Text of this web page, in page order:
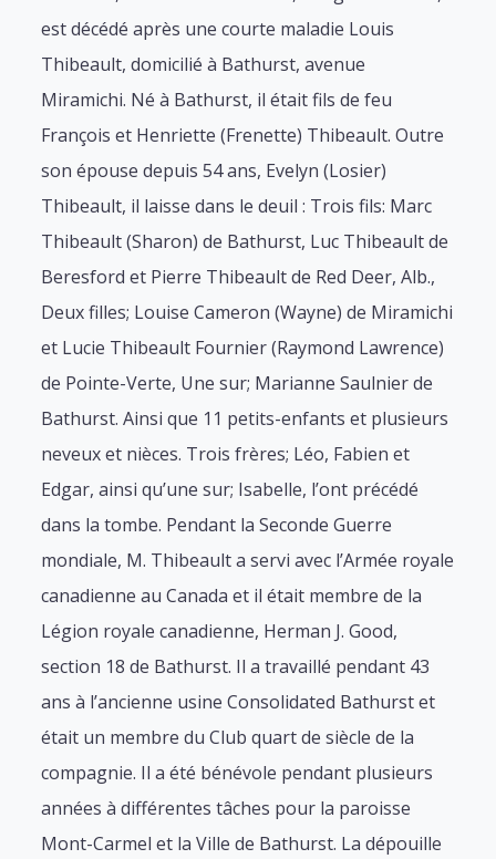
est décédé après une courte maladie Louis
Thibeault, domicilié à Bathurst, avenue
Miramichi. Né à Bathurst, il était fils de feu
François et Henriette (Frenette) Thibeault. Outre
son épouse depuis 54 ans, Evelyn (Losier)
Thibeault, il laisse dans le deuil : Trois fils: Marc
Thibeault (Sharon) de Bathurst, Luc Thibeault de
Beresford et Pierre Thibeault de Red Deer, Alb.,
Deux filles; Louise Cameron (Wayne) de Miramichi
et Lucie Thibeault Fournier (Raymond Lawrence)
de Pointe-Verte, Une sur; Marianne Saulnier de
Bathurst. Ainsi que 11 petits-enfants et plusieurs
neveux et nièces. Trois frères; Léo, Fabien et
Edgar, ainsi qu’une sur; Isabelle, l’ont précédé
dans la tombe. Pendant la Seconde Guerre
mondiale, M. Thibeault a servi avec l’Armée royale
canadienne au Canada et il était membre de la
Légion royale canadienne, Herman J. Good,
section 18 de Bathurst. Il a travaillé pendant 43
ans à l’ancienne usine Consolidated Bathurst et
était un membre du Club quart de siècle de la
compagnie. Il a été bénévole pendant plusieurs
années à différentes tâches pour la paroisse
Mont-Carmel et la Ville de Bathurst. La dépouille